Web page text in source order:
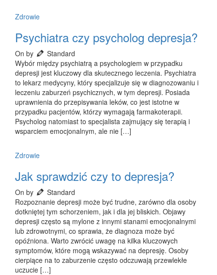
Zdrowie
Psychiatra czy psycholog depresja?
On by
Standard
Wybór między psychiatrą a psychologiem w przypadku
depresji jest kluczowy dla skutecznego leczenia. Psychiatra
to lekarz medycyny, który specjalizuje się w diagnozowaniu i
leczeniu zaburzeń psychicznych, w tym depresji. Posiada
uprawnienia do przepisywania leków, co jest istotne w
przypadku pacjentów, którzy wymagają farmakoterapii.
Psycholog natomiast to specjalista zajmujący się terapią i
wsparciem emocjonalnym, ale nie […]
Zdrowie
Jak sprawdzić czy to depresja?
On by
Standard
Rozpoznanie depresji może być trudne, zarówno dla osoby
dotkniętej tym schorzeniem, jak i dla jej bliskich. Objawy
depresji często są mylone z innymi stanami emocjonalnymi
lub zdrowotnymi, co sprawia, że diagnoza może być
opóźniona. Warto zwrócić uwagę na kilka kluczowych
symptomów, które mogą wskazywać na depresję. Osoby
cierpiące na to zaburzenie często odczuwają przewlekłe
uczucie […]